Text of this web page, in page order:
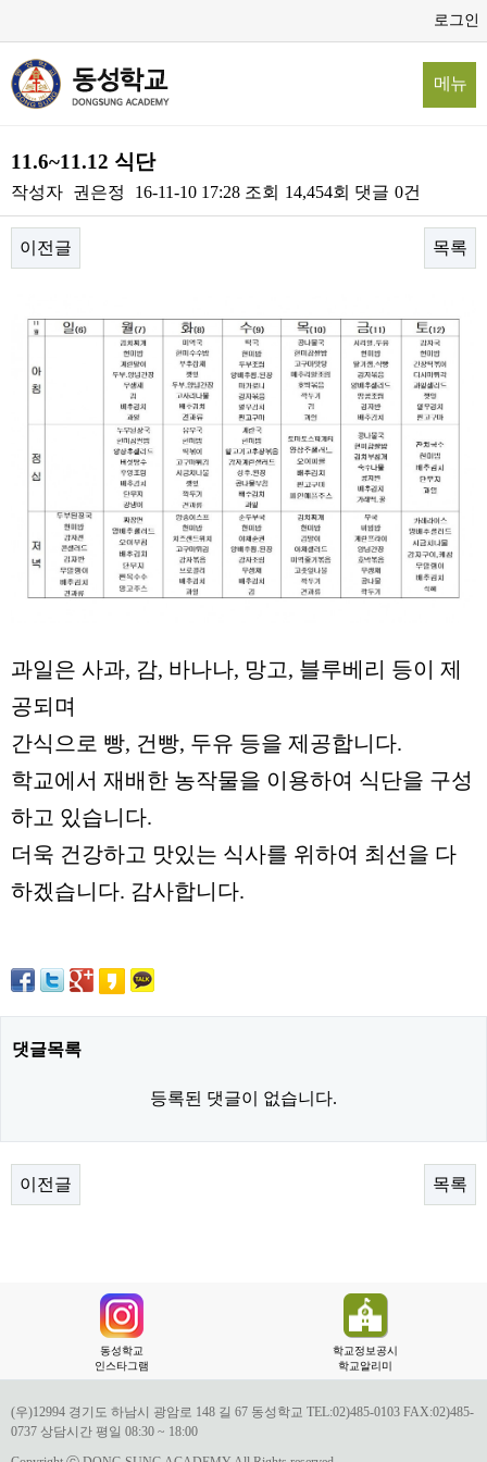
로그인
메뉴
11.6~11.12 식단
작성자 권은정 16-11-10 17:28 조회 14,454회 댓글 0건
이전글 목록
과일은 사과, 감, 바나나, 망고, 블루베리 등이 제
공되며
간식으로 빵, 건빵, 두유 등을 제공합니다.
학교에서 재배한 농작물을 이용하여 식단을 구성
하고 있습니다.
더욱 건강하고 맛있는 식사를 위하여 최선을 다
하겠습니다. 감사합니다.
댓글목록
등록된 댓글이 없습니다.
이전글 목록
동성학교
인스타그램
학교정보공시
학교알리미
(우)12994 경기도 하남시 광암로 148 길 67 동성학교 TEL:02)485-0103 FAX:02)485-
0737 상담시간 평일 08:30 ~ 18:00